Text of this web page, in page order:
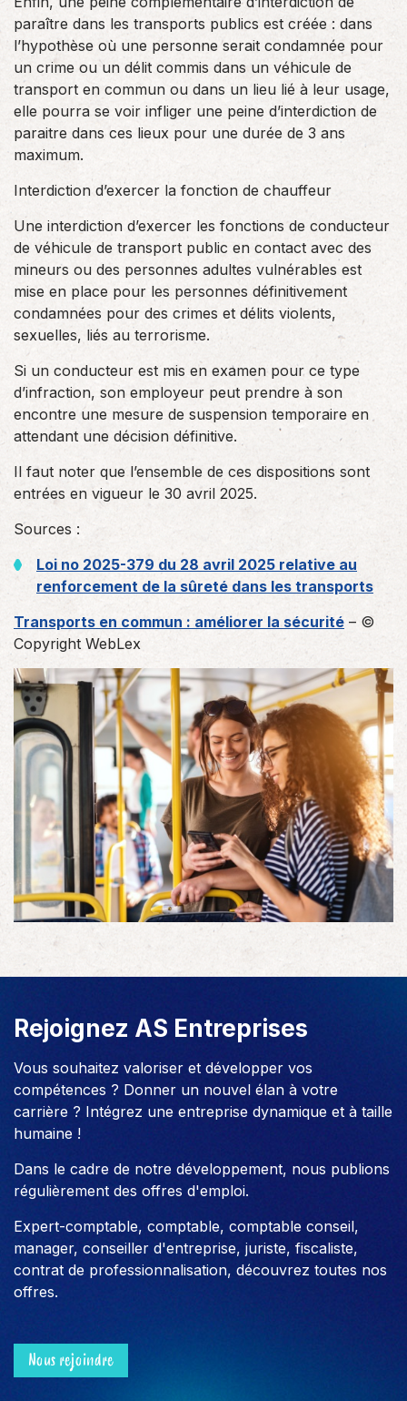
paraître dans les transports publics est créée : dans
l’hypothèse où une personne serait condamnée pour
un crime ou un délit commis dans un véhicule de
transport en commun ou dans un lieu lié à leur usage,
elle pourra se voir infliger une peine d’interdiction de
paraitre dans ces lieux pour une durée de 3 ans
maximum.
Interdiction d’exercer la fonction de chauffeur
Une interdiction d’exercer les fonctions de conducteur
de véhicule de transport public en contact avec des
mineurs ou des personnes adultes vulnérables est
mise en place pour les personnes définitivement
condamnées pour des crimes et délits violents,
sexuelles, liés au terrorisme.
Si un conducteur est mis en examen pour ce type
d’infraction, son employeur peut prendre à son
encontre une mesure de suspension temporaire en
attendant une décision définitive.
Il faut noter que l’ensemble de ces dispositions sont
entrées en vigueur le 30 avril 2025.
Sources :
Loi no 2025-379 du 28 avril 2025 relative au
renforcement de la sûreté dans les transports
Transports en commun : améliorer la sécurité – ©
Copyright WebLex
Rejoignez AS Entreprises
Vous souhaitez valoriser et développer vos
compétences ? Donner un nouvel élan à votre
carrière ? Intégrez une entreprise dynamique et à taille
humaine !
Dans le cadre de notre développement, nous publions
régulièrement des offres d'emploi.
Expert-comptable, comptable, comptable conseil,
manager, conseiller d'entreprise, juriste, fiscaliste,
contrat de professionnalisation, découvrez toutes nos
offres.
Nous rejoindre